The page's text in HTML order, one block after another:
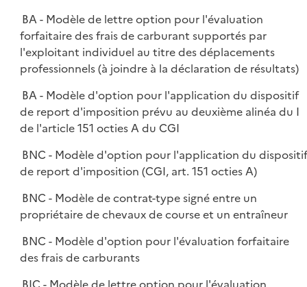
BA - Modèle de lettre option pour l'évaluation
forfaitaire des frais de carburant supportés par
l'exploitant individuel au titre des déplacements
professionnels (à joindre à la déclaration de résultats)
BA - Modèle d'option pour l'application du dispositif
de report d'imposition prévu au deuxième alinéa du I
de l'article 151 octies A du CGI
BNC - Modèle d'option pour l'application du
de report d'imposition (CGI, art. 151 octies A)
BNC - Modèle de contrat-type signé entre un
propriétaire de chevaux de course et un entraîneur
BNC - Modèle d'option pour l'évaluation forfaitaire
des frais de carburants